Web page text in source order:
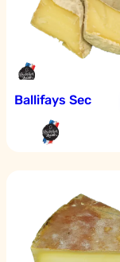
Ballifays Sec